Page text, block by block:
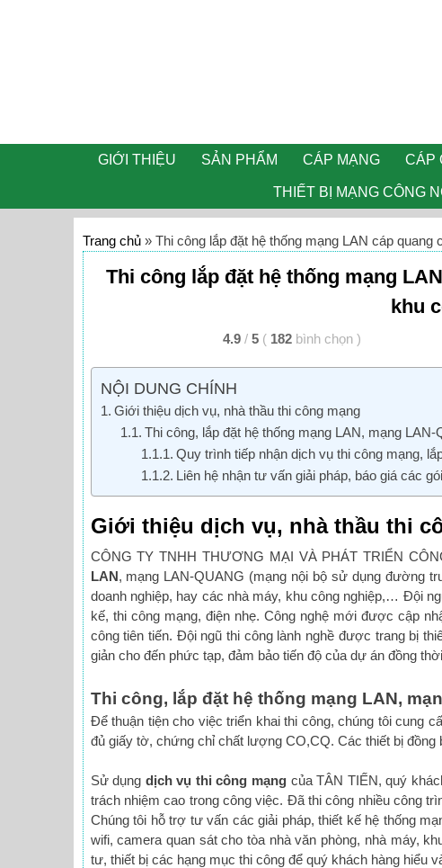
GIỚI THIỆU SẢN PHẨM CÁP MẠNG CÁP
THIẾT BỊ MẠNG CÔNG
Trang chủ» Thi công lắp đặt hệ thống mạng LAN cáp
Thi công lắp đặt hệ thống mạng
khu
4.9 / 5 ( 182 bình chọn )
NỘI DUNG CHÍNH
Giới thiệu dịch vụ, nhà thầu thi công mạng
Thi công, lắp đặt hệ thống mạng LAN, mạng
Quy trình tiếp nhận dịch vụ thi công mạng,
Liên hệ nhận tư vấn giải pháp, báo giá các
Giới thiệu dịch vụ, nhà thầu thi
CÔNG TY TNHH THƯƠNG MẠI VÀ PHÁT TRIỂN
LAN, mạng LAN-QUANG (mạng nội bộ sử dụng đường
doanh nghiệp, hay các nhà máy, khu công nghiệp,… Đội
kế, thi công mạng, điện nhẹ. Công nghệ mới được cập
công tiên tiến. Đội ngũ thi công lành nghề được trang bị
giản cho đến phức tạp, đảm bảo tiến độ của dự án đồng
Thi công, lắp đặt hệ thống mạng LAN,
Để thuận tiện cho việc triển khai thi công, chúng tôi cung
đủ giấy tờ, chứng chỉ chất lượng CO,CQ. Các thiết bị đồng
Sử dụng dịch vụ thi công mạng của TÂN TIẾN, quý
trách nhiệm cao trong công việc. Đã thi công nhiều công
Chúng tôi hỗ trợ tư vấn các giải pháp, thiết kế hệ thống
wifi, camera quan sát cho tòa nhà văn phòng, nhà máy,
tư, thiết bị các hạng mục thi công để quý khách hàng hiểu